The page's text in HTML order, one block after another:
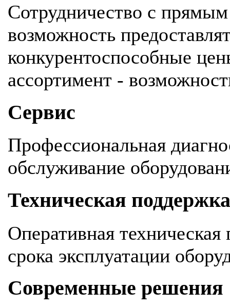
Сотрудничество с
возможность
конкурентоспособные
ассортимент -
Сервис
Профессиональная
обслуживание
Техническая поддержка
Оперативная техническая
срока эксплуатации
Современные решения